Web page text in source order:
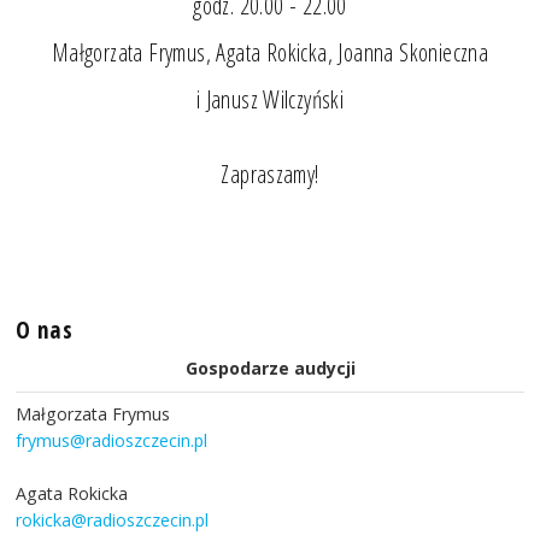
Małgorzata Frymus, Agata Rokicka, Joanna Skonieczna
i Janusz Wilczyński
Zapraszamy!
O nas
Gospodarze audycji
Małgorzata Frymus
frymus@radioszczecin.pl
Agata Rokicka
rokicka@radioszczecin.pl